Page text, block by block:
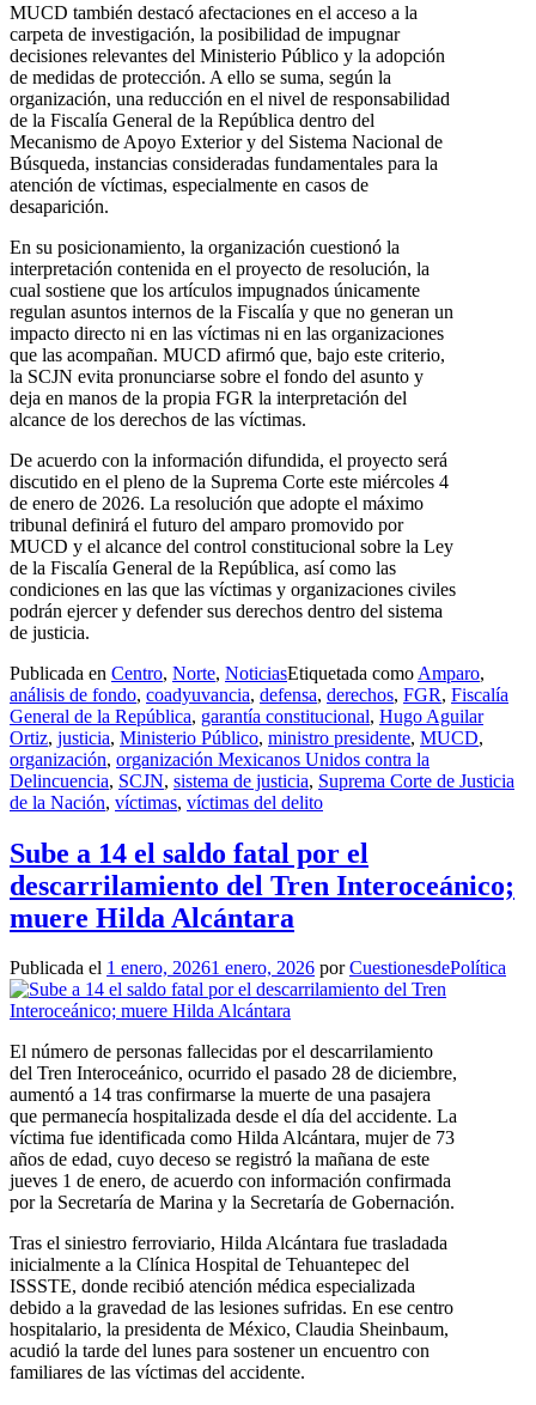
MUCD también destacó afectaciones en el acceso a la
carpeta de investigación, la posibilidad de impugnar
decisiones relevantes del Ministerio Público y la adopción
de medidas de protección. A ello se suma, según la
organización, una reducción en el nivel de responsabilidad
de la Fiscalía General de la República dentro del
Mecanismo de Apoyo Exterior y del Sistema Nacional de
Búsqueda, instancias consideradas fundamentales para la
atención de víctimas, especialmente en casos de
desaparición.
En su posicionamiento, la organización cuestionó la
interpretación contenida en el proyecto de resolución, la
cual sostiene que los artículos impugnados únicamente
regulan asuntos internos de la Fiscalía y que no generan un
impacto directo ni en las víctimas ni en las organizaciones
que las acompañan. MUCD afirmó que, bajo este criterio,
la SCJN evita pronunciarse sobre el fondo del asunto y
deja en manos de la propia FGR la interpretación del
alcance de los derechos de las víctimas.
De acuerdo con la información difundida, el proyecto será
discutido en el pleno de la Suprema Corte este miércoles 4
de enero de 2026. La resolución que adopte el máximo
tribunal definirá el futuro del amparo promovido por
MUCD y el alcance del control constitucional sobre la Ley
de la Fiscalía General de la República, así como las
condiciones en las que las víctimas y organizaciones civiles
podrán ejercer y defender sus derechos dentro del sistema
de justicia.
Publicada en Centro, Norte, NoticiasEtiquetada como Amparo,
análisis de fondo, coadyuvancia, defensa, derechos, FGR, Fiscalía
General de la República, garantía constitucional, Hugo Aguilar
Ortiz, justicia, Ministerio Público, ministro presidente, MUCD,
organización, organización Mexicanos Unidos contra la
Delincuencia, SCJN, sistema de justicia, Suprema Corte de Justicia
de la Nación, víctimas, víctimas del delito
Sube a 14 el saldo fatal por el
descarrilamiento del Tren Interoceánico;
muere Hilda Alcántara
Publicada el 1 enero, 20261 enero, 2026 porCuestionesdePolítica
El número de personas fallecidas por el descarrilamiento
del Tren Interoceánico, ocurrido el pasado 28 de diciembre,
aumentó a 14 tras confirmarse la muerte de una pasajera
que permanecía hospitalizada desde el día del accidente. La
víctima fue identificada como Hilda Alcántara, mujer de 73
años de edad, cuyo deceso se registró la mañana de este
jueves 1 de enero, de acuerdo con información confirmada
por la Secretaría de Marina y la Secretaría de Gobernación.
Tras el siniestro ferroviario, Hilda Alcántara fue trasladada
inicialmente a la Clínica Hospital de Tehuantepec del
ISSSTE, donde recibió atención médica especializada
debido a la gravedad de las lesiones sufridas. En ese centro
hospitalario, la presidenta de México, Claudia Sheinbaum,
acudió la tarde del lunes para sostener un encuentro con
familiares de las víctimas del accidente.